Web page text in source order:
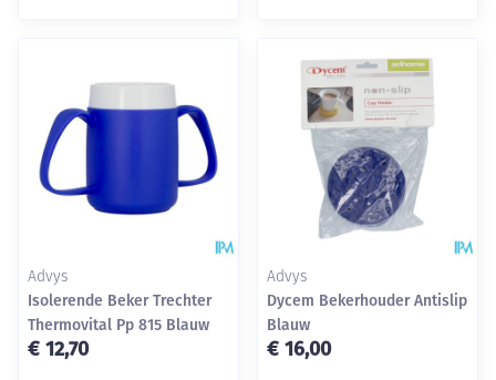
Advys
Isolerende Beker Trechter
Thermovital Pp 815 Blauw
€ 12,70
Advys
Dycem Bekerhouder Antislip
Blauw
€ 16,00